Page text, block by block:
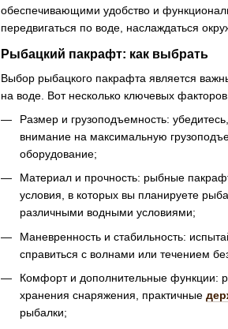
обеспечивающими удобство и
передвигаться по воде, наслаждаться
Рыбацкий пакрафт: как выбрать
Выбор рыбацкого пакрафта является
на воде. Вот несколько ключевых
Размер и грузоподъемность:
внимание на максимальную
оборудование;
Материал и прочность: рыбные
условия, в которых вы планируете
различными водными условиями;
Маневренность и стабильность:
справиться с волнами или течением
Комфорт и дополнительные функции:
хранения снаряжения, практичные
рыбалки;